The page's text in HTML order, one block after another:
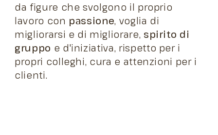
da figure che svolgono il proprio
lavoro con passione, voglia di
migliorarsi e di migliorare, spirito di
gruppo e d'iniziativa, rispetto per i
propri colleghi, cura e attenzioni per i
clienti.